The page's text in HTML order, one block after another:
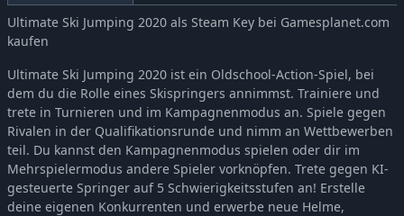
Ultimate Ski Jumping 2020 als Steam Key bei Gamesplanet.com
kaufen
Ultimate Ski Jumping 2020 ist ein Oldschool-Action-Spiel, bei
dem du die Rolle eines Skispringers annimmst. Trainiere und
trete in Turnieren und im Kampagnenmodus an. Spiele gegen
Rivalen in der Qualifikationsrunde und nimm an Wettbewerben
teil. Du kannst den Kampagnenmodus spielen oder dir im
Mehrspielermodus andere Spieler vorknöpfen. Trete gegen KI-
gesteuerte Springer auf 5 Schwierigkeitsstufen an! Erstelle
deine eigenen Konkurrenten und erwerbe neue Helme,